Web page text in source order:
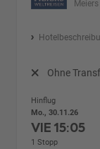
Ohne
Hinflug
Mo., 30.11.26
VIE15:05
1 Stopp